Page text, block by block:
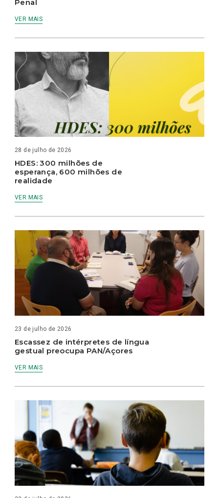
Penal
VER MAIS
28 de julho de 2026
HDES: 300 milhões de
esperança, 600 milhões de
realidade
VER MAIS
23 de julho de 2026
Escassez de intérpretes de língua
gestual preocupa PAN/Açores
VER MAIS